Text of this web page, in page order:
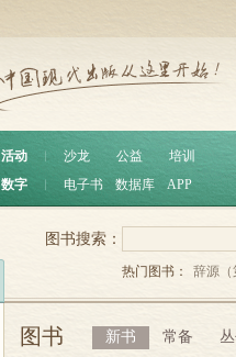
活动 沙龙 公益
培训
数字
电子书 数据库 APP
图书搜索：
热门图书： 辞源（
图书 新书 常备